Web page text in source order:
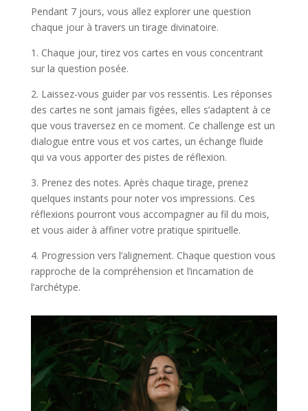
Pendant 7 jours, vous allez explorer une question
chaque jour à travers un tirage divinatoire.
1. Chaque jour, tirez vos cartes en vous concentrant
sur la question posée.
2. Laissez-vous guider par vos ressentis. Les réponses
des cartes ne sont jamais figées, elles s’adaptent à ce
que vous traversez en ce moment. Ce challenge est un
dialogue entre vous et vos cartes, un échange fluide
qui va vous apporter des pistes de réflexion.
3. Prenez des notes. Après chaque tirage, prenez
quelques instants pour noter vos impressions. Ces
réflexions pourront vous accompagner au fil du mois,
et vous aider à affiner votre pratique spirituelle.
4. Progression vers l’alignement. Chaque question vous
rapproche de la compréhension et l’incarnation de
l’archétype.